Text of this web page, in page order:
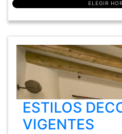
ELEGIR
ESTILOS
VIGENTES